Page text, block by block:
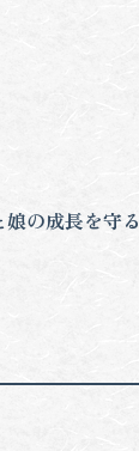
の成長を守る